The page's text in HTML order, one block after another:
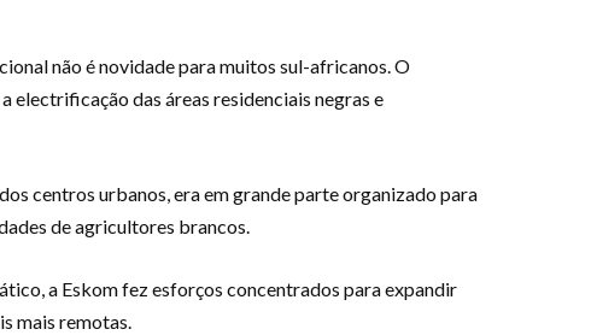
não é novidade para muitos sul-africanos. O
das áreas residenciais negras e
centros urbanos, era em grande parte organizado para
de agricultores brancos.
a Eskom fez esforços concentrados para expandir
mais remotas.